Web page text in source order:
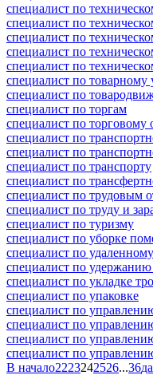
специалист по
специалист по
специалист по
специалист по
специалист по
специалист по товарному
специалист по
специалист по торгам
специалист по торговому
специалист по
специалист по
специалист по транспорту
специалист по
специалист по трудовым
специалист по труду и
специалист по туризму
специалист по уборке
специалист по
специалист по удержанию
специалист по укладке
специалист по упаковке
специалист по
специалист по
специалист по
специалист по
В начало2223242526...36